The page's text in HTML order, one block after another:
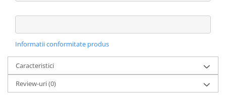
Informatii conformitate produs
Caracteristici
Review-uri(0)